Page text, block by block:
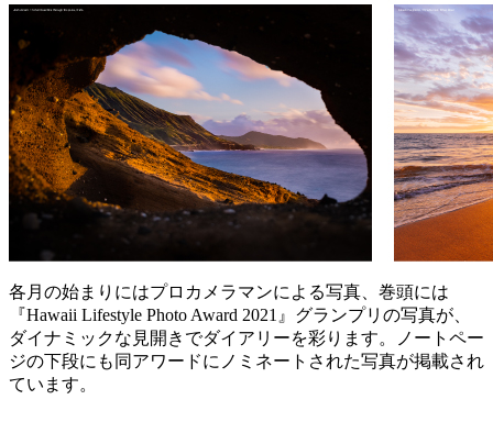
各月の始まりにはプロカメラマンによる写真、巻頭には
『Hawaii Lifestyle Photo Award 2021』グランプリの写真が、
ダイナミックな見開きでダイアリーを彩ります。ノートペー
ジの下段にも同アワードにノミネートされた写真が掲載され
ています。